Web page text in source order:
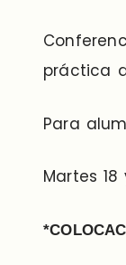
práctica
Para
Martes